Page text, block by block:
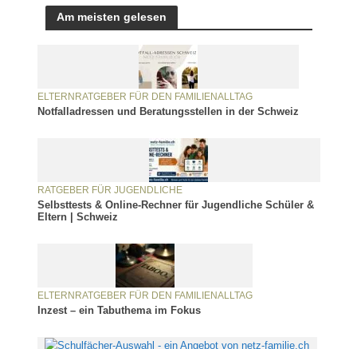
Am meisten gelesen
ELTERNRATGEBER FÜR DEN FAMILIENALLTAG
Notfalladressen und Beratungsstellen in der Schweiz
RATGEBER FÜR JUGENDLICHE
Selbsttests & Online-Rechner für Jugendliche Schüler &
Eltern | Schweiz
ELTERNRATGEBER FÜR DEN FAMILIENALLTAG
Inzest – ein Tabuthema im Fokus